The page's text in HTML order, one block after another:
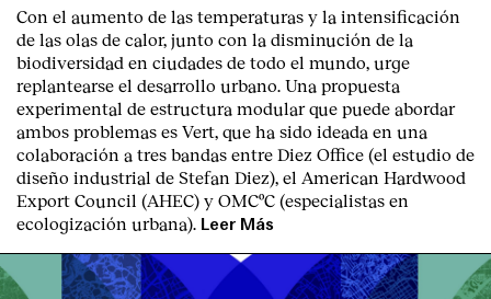
Con el aumento de las temperaturas y la intensificación
de las olas de calor, junto con la disminución de la
biodiversidad en ciudades de todo el mundo, urge
replantearse el desarrollo urbano. Una propuesta
experimental de estructura modular que puede abordar
ambos problemas es Vert, que ha sido ideada en una
colaboración a tres bandas entre Diez Office (el estudio de
diseño industrial de Stefan Diez), el American Hardwood
Export Council (AHEC) y OMCºC (especialistas en
ecologización urbana).
Leer Más